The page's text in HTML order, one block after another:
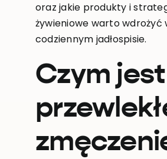
oraz jakie produkty i
żywieniowe warto wdrożyć
codziennym jadłospisie.
Czym jest